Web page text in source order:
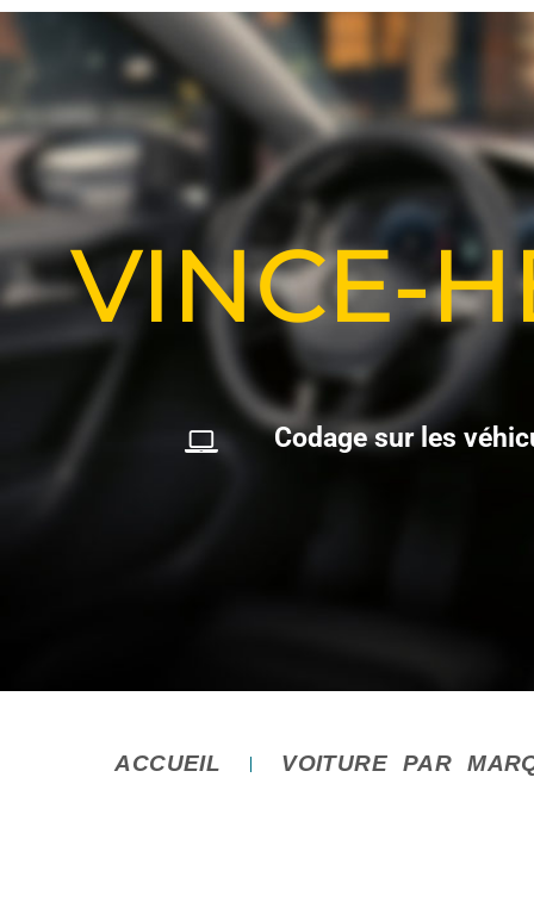
VINCE-
Codage sur les véhic
ACCUEIL VOITURE PAR